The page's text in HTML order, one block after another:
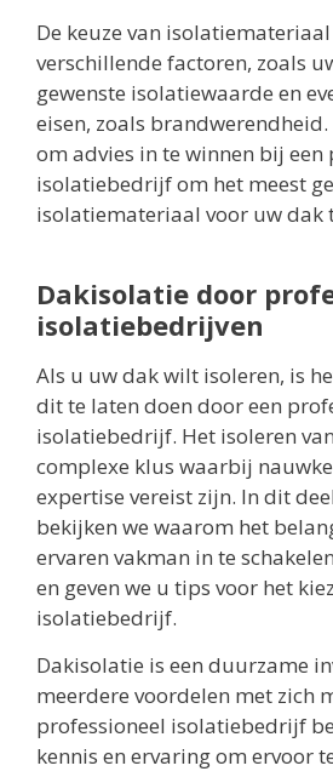
De keuze van
verschillende factoren, zoals
gewenste isolatiewaarde en
eisen, zoals
om advies in te winnen bij een
isolatiebedrijf om het meest
isolatiemateriaal voor uw dak
Dakisolatie door
isolatiebedrijven
Als u uw dak wilt isoleren, is
dit te laten doen door een
isolatiebedrijf. Het isoleren
complexe klus waarbij
expertise vereist zijn. In dit
bekijken we waarom het
ervaren vakman in te
en geven we u tips voor het
isolatiebedrijf.
Dakisolatie is een duurzame
meerdere voordelen met zich
professioneel isolatiebedrijf
kennis en ervaring om ervoor